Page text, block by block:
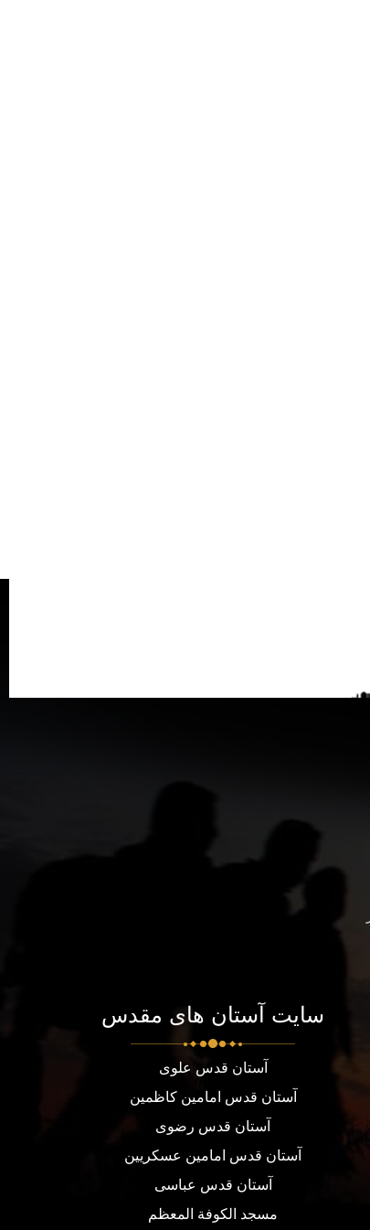
سایت آستان های مقدس
آستان قدس علوی
آستان قدس امامین کاظمین
آستان قدس رضوی
آستان قدس امامین عسکریین
آستان قدس عباسی
مسجد الكوفة المعظم